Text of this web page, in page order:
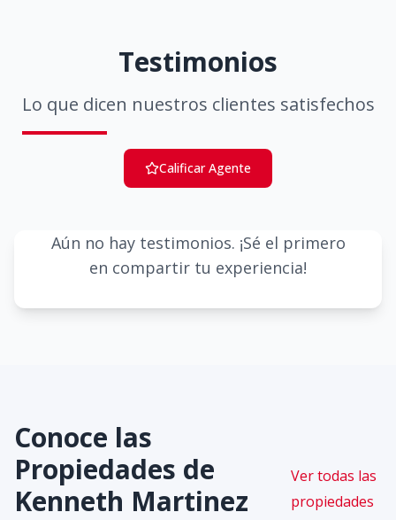
Testimonios
Lo que dicen nuestros clientes satisfechos
Calificar Agente
Aún no hay testimonios. ¡Sé el primero
en compartir tu experiencia!
Conoce las
Propiedades de
Kenneth Martinez
Ver todas las
propiedades